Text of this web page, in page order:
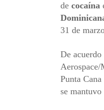
de cocaína
31 de
De
Punta
se mantuvo